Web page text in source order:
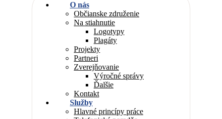
O nás
Občianske združenie
Na stiahnutie
Logotypy
Plagáty
Projekty
Partneri
Zverejňovanie
Výročné správy
Ďalšie
Kontakt
Služby
Hlavné princípy práce